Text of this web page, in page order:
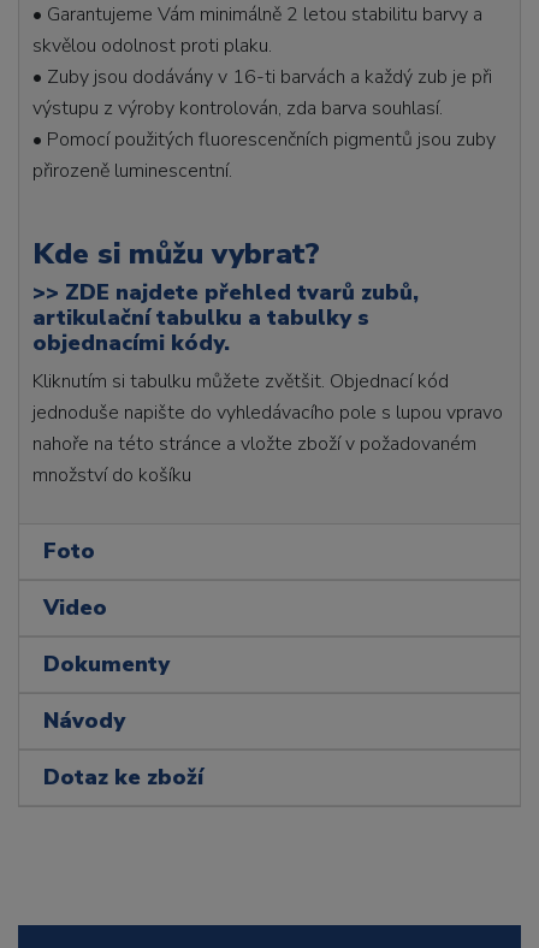
• Garantujeme Vám minimálně 2 letou stabilitu barvy a
skvělou odolnost proti plaku.
• Zuby jsou dodávány v 16-ti barvách a každý zub je při
výstupu z výroby kontrolován, zda barva souhlasí.
• Pomocí použitých fluorescenčních pigmentů jsou zuby
přirozeně luminescentní.
Kde si můžu vybrat?
>> ZDE najdete přehled tvarů zubů,
artikulační tabulku a tabulky s
objednacími kódy.
Kliknutím si tabulku můžete zvětšit. Objednací kód
jednoduše napište do vyhledávacího pole s lupou vpravo
nahoře na této stránce a vložte zboží v požadovaném
množství do košíku
Foto
Video
Dokumenty
Návody
Dotaz ke zboží